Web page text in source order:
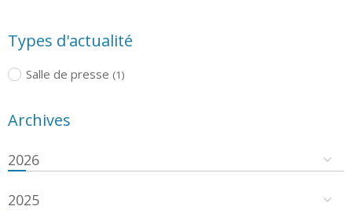
Types d'actualité
Salle de presse (1)
Archives
2026
2025